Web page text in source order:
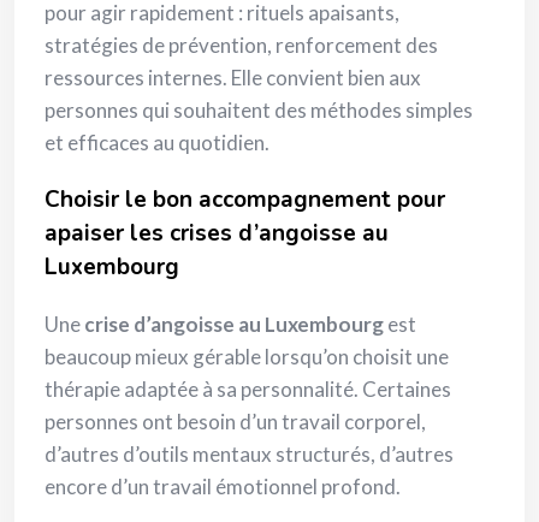
pour agir rapidement : rituels apaisants,
stratégies de prévention, renforcement des
ressources internes. Elle convient bien aux
personnes qui souhaitent des méthodes simples
et efficaces au quotidien.
Choisir le bon accompagnement pour
apaiser les crises d’angoisse au
Luxembourg
Unecrise d’angoisse au Luxembourgest
beaucoup mieux gérable lorsqu’on choisit une
thérapie adaptée à sa personnalité. Certaines
personnes ont besoin d’un travail corporel,
d’autres d’outils mentaux structurés, d’autres
encore d’un travail émotionnel profond.